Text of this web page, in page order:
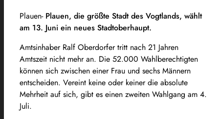
Plauen- Plauen, die größte Stadt des Vogtlands, wählt
am 13. Juni ein neues Stadtoberhaupt.
Amtsinhaber Ralf Oberdorfer tritt nach 21 Jahren
Amtszeit nicht mehr an. Die 52.000 Wahlberechtigten
können sich zwischen einer Frau und sechs Männern
entscheiden. Vereint keine oder keiner die absolute
Mehrheit auf sich, gibt es einen zweiten Wahlgang am 4.
Juli.